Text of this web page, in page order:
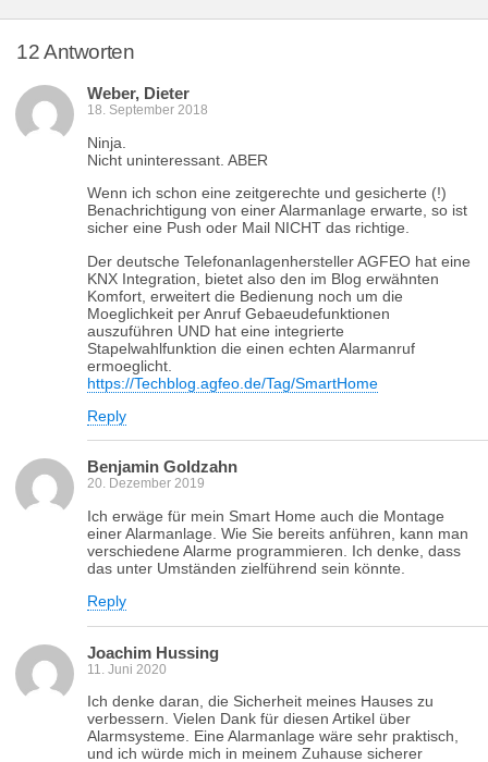
12 Antworten
Weber, Dieter
18. September 2018
Ninja.
Nicht uninteressant. ABER
Wenn ich schon eine zeitgerechte und gesicherte (!)
Benachrichtigung von einer Alarmanlage erwarte, so ist
sicher eine Push oder Mail NICHT das richtige.
Der deutsche Telefonanlagenhersteller AGFEO hat eine
KNX Integration, bietet also den im Blog erwähnten
Komfort, erweitert die Bedienung noch um die
Moeglichkeit per Anruf Gebaeudefunktionen
auszuführen UND hat eine integrierte
Stapelwahlfunktion die einen echten Alarmanruf
ermoeglicht.
https://Techblog.agfeo.de/Tag/SmartHome
Reply
Benjamin Goldzahn
20. Dezember 2019
Ich erwäge für mein Smart Home auch die Montage
einer Alarmanlage. Wie Sie bereits anführen, kann man
verschiedene Alarme programmieren. Ich denke, dass
das unter Umständen zielführend sein könnte.
Reply
Joachim Hussing
11. Juni 2020
Ich denke daran, die Sicherheit meines Hauses zu
verbessern. Vielen Dank für diesen Artikel über
Alarmsysteme. Eine Alarmanlage wäre sehr praktisch,
und ich würde mich in meinem Zuhause sicherer